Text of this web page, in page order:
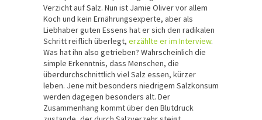
Verzicht auf Salz. Nun ist Jamie Oliver vor allem
Koch und kein Ernährungsexperte, aber als
Liebhaber guten Essens hat er sich den radikalen
Schritt reiflich überlegt, erzählte er im Interview.
Was hat ihn also getrieben? Wahrscheinlich die
simple Erkenntnis, dass Menschen, die
überdurchschnittlich viel Salz essen, kürzer
leben. Jene mit besonders niedrigem Salzkonsum
werden dagegen besonders alt. Der
Zusammenhang kommt über den Blutdruck